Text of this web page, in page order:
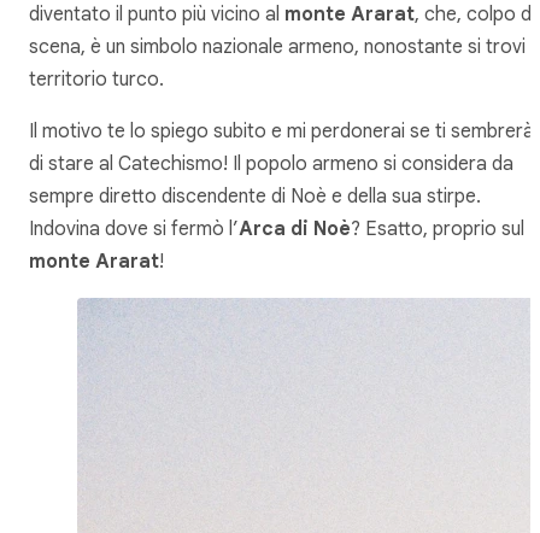
diventato il punto più vicino al monte Ararat, che, colpo di
scena, è un simbolo nazionale armeno, nonostante si trovi
territorio turco.
Il motivo te lo spiego subito e mi perdonerai se ti sembrerà
di stare al Catechismo! Il popolo armeno si considera da
sempre diretto discendente di Noè e della sua stirpe.
Indovina dove si fermò l’Arca di Noè? Esatto, proprio sul
monte Ararat!